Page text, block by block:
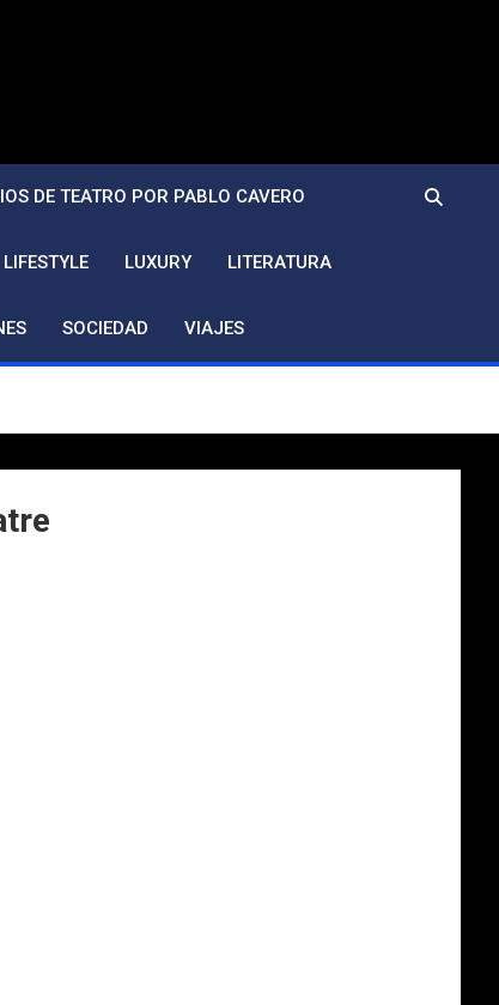
DE TEATRO POR PABLO CAVERO
LIFESTYLE LUXURY LITERATURA
SOCIEDAD VIAJES